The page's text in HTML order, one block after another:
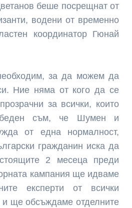
беше посрещнат от
водени от временно
координатор Гюнай
за да можем да
Ние няма от кого да се
за всички, които
съм, че Шумен и
от една нормалност,
гражданин иска да
2 месеца преди
кампания ще идваме
експерти от всички
и ще обсъждаме отделните